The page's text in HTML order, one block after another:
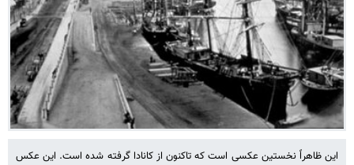
این ظاهراً نخستین عکسی است که تاکنون از کانادا گرفته شده است. این عکس